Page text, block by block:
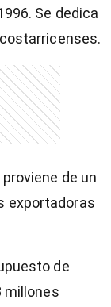
Se dedica
de un
exportadoras
de
millones